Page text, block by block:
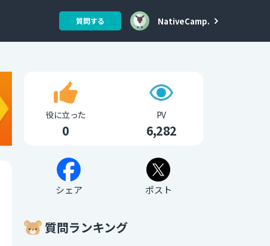
質問する NativeCamp.
役に立った
0
PV
6,282
シェア ポスト
質問ランキング